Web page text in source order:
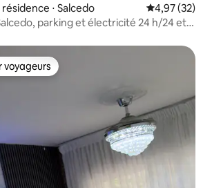
⋅ Salcedo Évaluation
4,97 (32)
parking et électricité 24 h/24 et
les plus appréciés